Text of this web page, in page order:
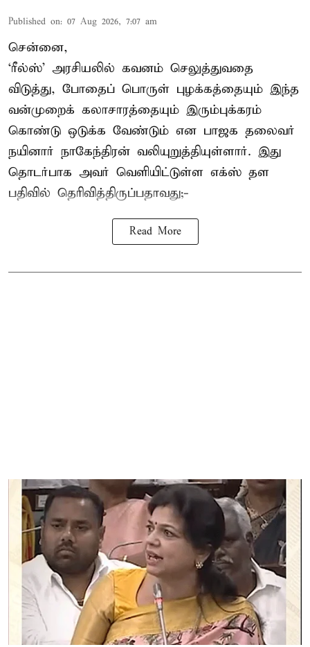
Published on: 07 Aug 2026, 7:07 am
சென்னை,
‘ரீல்ஸ்’ அரசியலில் கவனம் செலுத்துவதை
விடுத்து, போதைப் பொருள் புழக்கத்தையும் இந்த
வன்முறைக் கலாசாரத்தையும் இரும்புக்கரம்
கொண்டு ஒடுக்க வேண்டும் என பாஜக தலைவர்
நயினார் நாகேந்திரன் வலியுறுத்தியுள்ளார். இது
தொடர்பாக அவர் வெளியிட்டுள்ள எக்ஸ் தள
பதிவில் தெரிவித்திருப்பதாவது;-
Read More